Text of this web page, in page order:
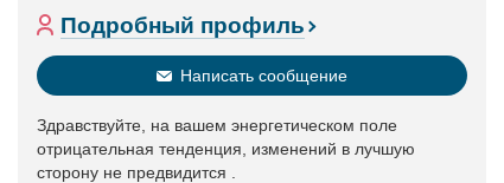
Подробный профиль
Написать сообщение
Здравствуйте, на вашем энергетическом поле
отрицательная тенденция, изменений в лучшую
сторону не предвидится .